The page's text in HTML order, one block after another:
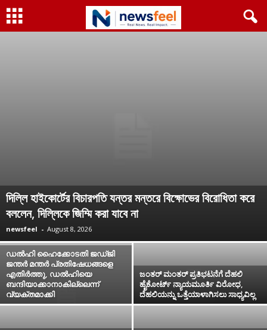
দিল্লি হাইকোর্টের বিচারপতি যন্তর মন্তরে বিক্ষোভের বিরোধিতা করে
বললেন, দিল্লিকে জিম্মি করা যাবে না
newsfeel - August 8, 2026
ഡൽഹി ഹൈക്കോടതി ജഡ്ജി
ജന്തർ മന്തർ പ്രതിഷേധങ്ങളെ
എതിർത്തു, ഡൽഹിയെ
ബന്ദിയാക്കാനാകില്ലെന്ന്
വ്യക്തമാക്കി
ಜಂತರ್ ಮಂತರ್ ಪ್ರತಿಭಟನೆಗೆ ದೆಹಲಿ
ಹೈಕೋರ್ಟ್ ನ್ಯಾಯಮೂರ್ತಿ ವಿರೋಧ,
ದೆಹಲಿಯನ್ನು ಒತ್ತೆಯಾಳಾಗಿಸಲು ಸಾಧ್ಯವಿಲ್ಲ